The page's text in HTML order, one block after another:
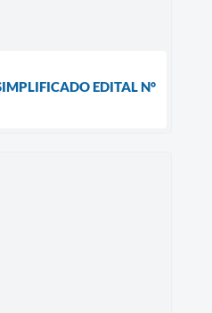
EDITAL N°